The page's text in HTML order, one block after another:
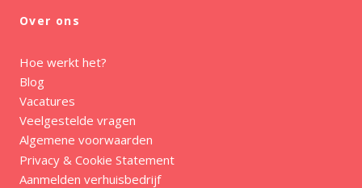
Over ons
Hoe werkt het?
Blog
Vacatures
Veelgestelde vragen
Algemene voorwaarden
Privacy & Cookie Statement
Aanmelden verhuisbedrijf